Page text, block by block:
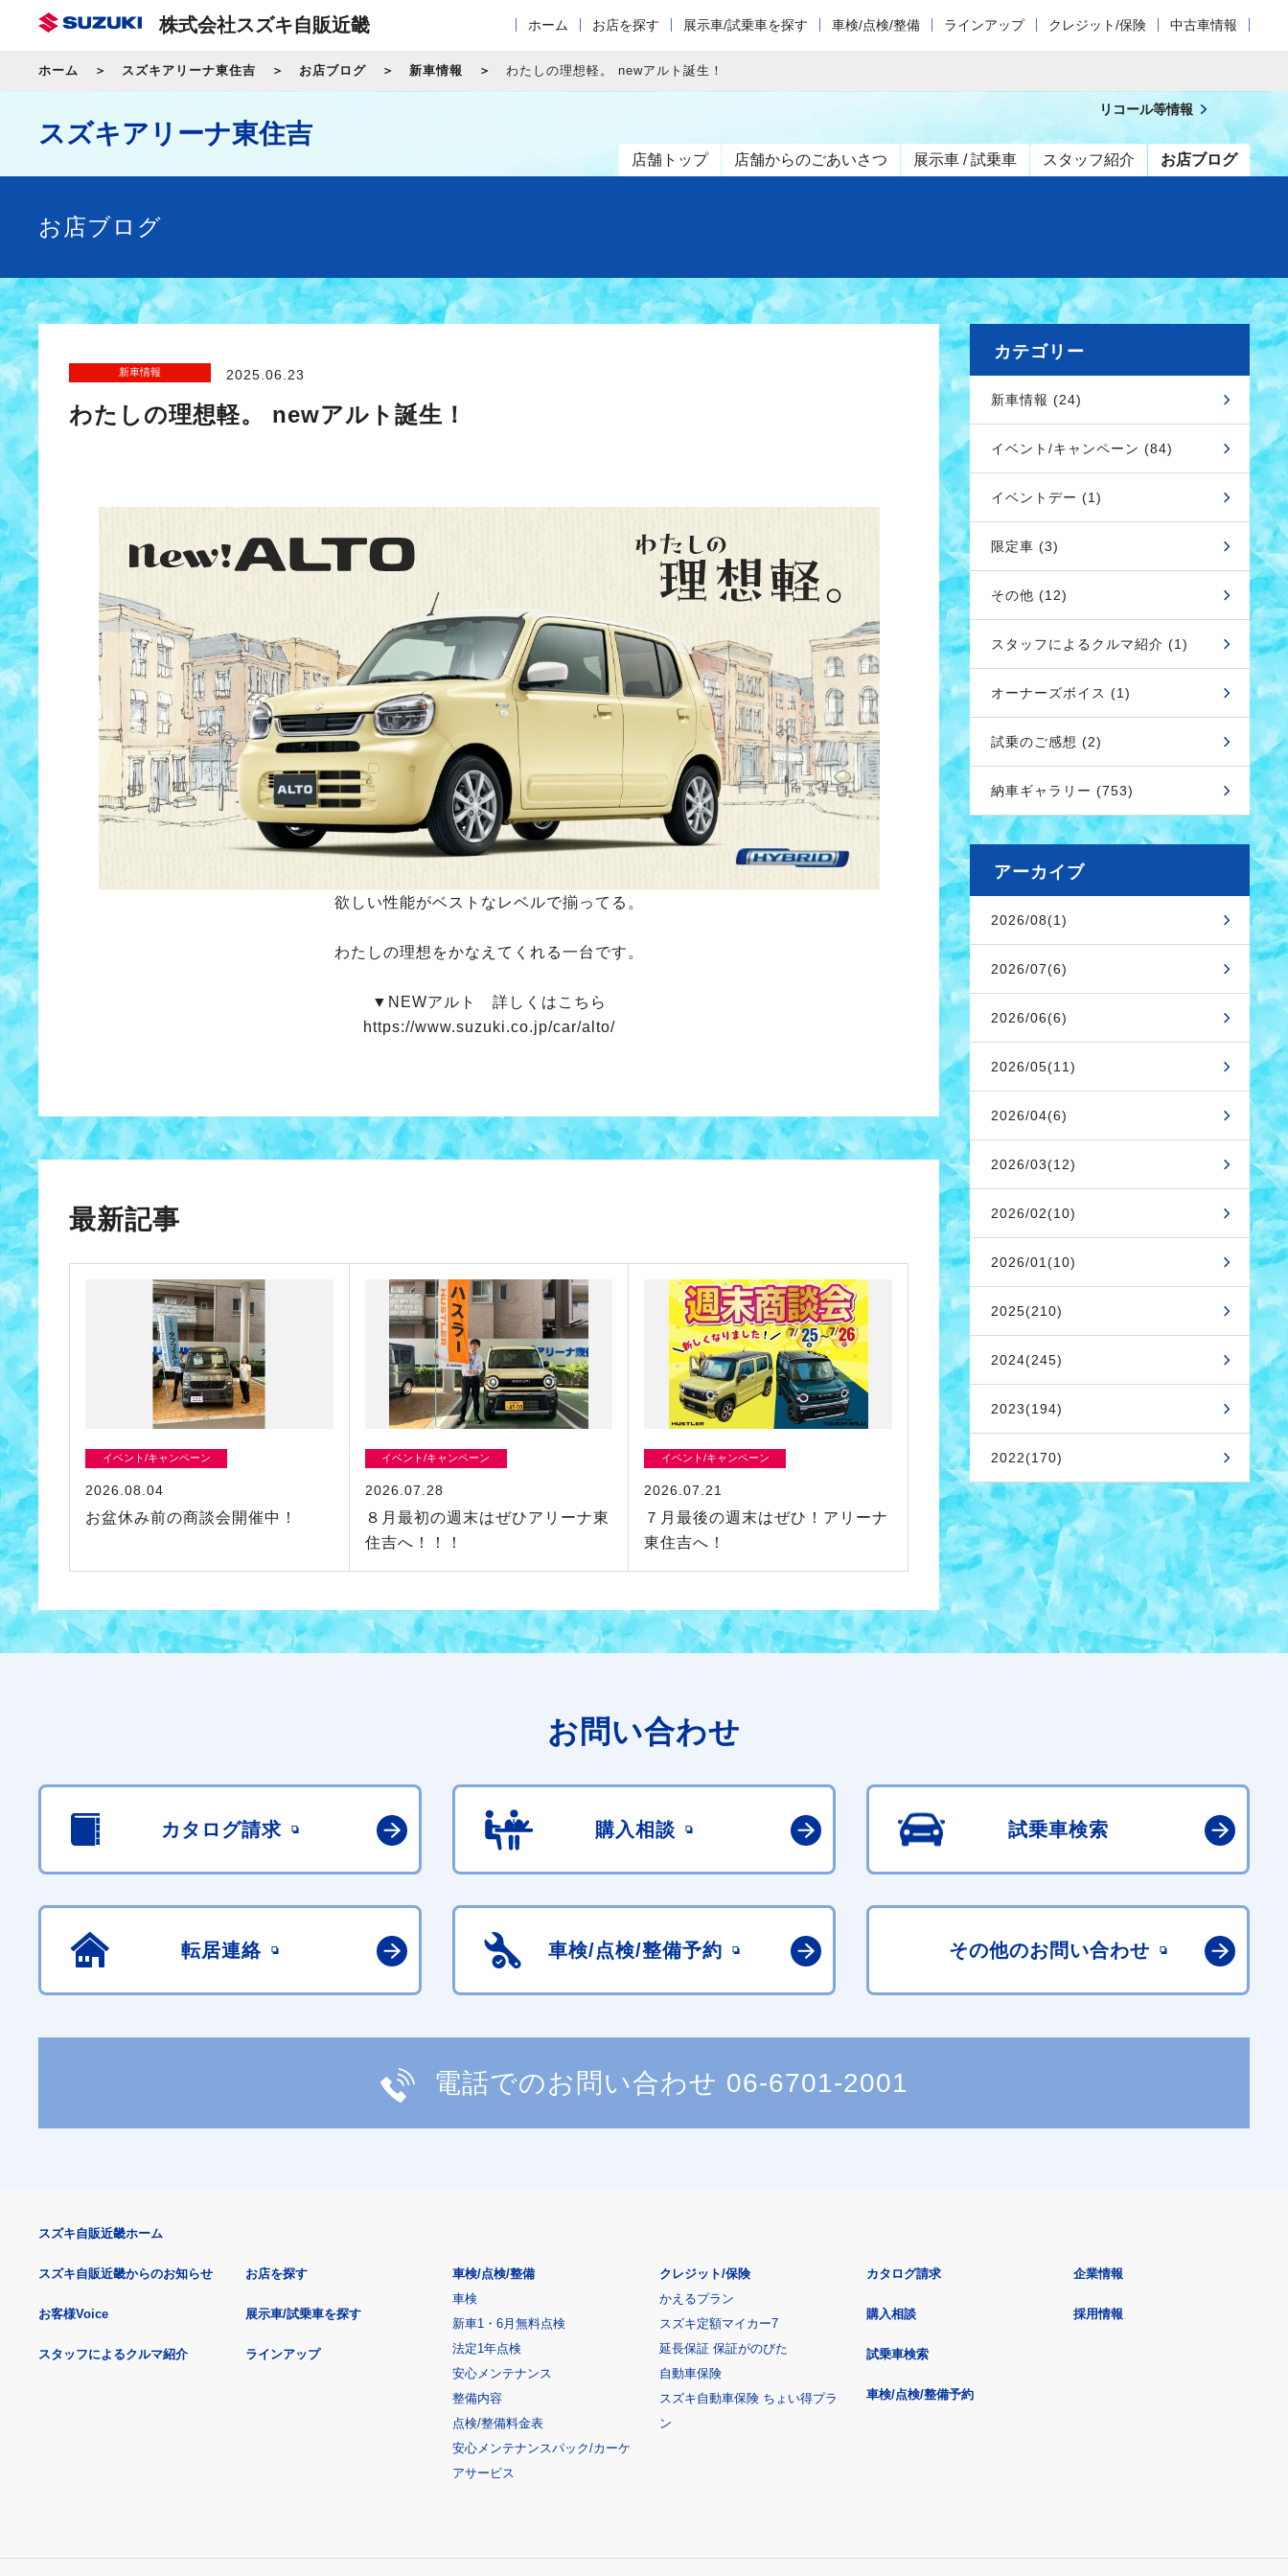
株式会社スズキ自販近畿 ホーム お店を探す 展示車/試乗車を探す 車検/点検/整備 ラインアップ クレジット/保険 中古車情報
ホーム スズキアリーナ東住吉 お店ブログ 新車情報 わたしの理想軽。 newアルト誕生！
スズキアリーナ東住吉
店舗トップ 店舗からのごあいさつ 展示車 / 試乗車 スタッフ紹介 お店ブログ
リコール等情報
お店ブログ
新車情報 2025.06.23
わたしの理想軽。 newアルト誕生！
欲しい性能がベストなレベルで揃ってる。
わたしの理想をかなえてくれる一台です。
▼NEWアルト 詳しくはこちら
https://www.suzuki.co.jp/car/alto/
最新記事
イベント/キャンペーン
2026.08.04
お盆休み前の商談会開催中！
イベント/キャンペーン
2026.07.28
８月最初の週末はぜひアリーナ東
住吉へ！！！
イベント/キャンペーン
2026.07.21
７月最後の週末はぜひ！アリーナ
東住吉へ！
カテゴリー
新車情報 (24)
イベント/キャンペーン (84)
イベントデー (1)
限定車 (3)
その他 (12)
スタッフによるクルマ紹介 (1)
オーナーズボイス (1)
試乗のご感想 (2)
納車ギャラリー (753)
アーカイブ
2026/08(1)
2026/07(6)
2026/06(6)
2026/05(11)
2026/04(6)
2026/03(12)
2026/02(10)
2026/01(10)
2025(210)
2024(245)
2023(194)
2022(170)
お問い合わせ
カタログ請求 購入相談 試乗車検索
転居連絡 車検/点検/整備予約 その他のお問い合わせ
電話でのお問い合わせ 06-6701-2001
スズキ自販近畿ホーム
スズキ自販近畿からのお知らせ
お客様Voice
スタッフによるクルマ紹介
お店を探す
展示車/試乗車を探す
ラインアップ
車検/点検/整備
車検
新車1・6月無料点検
法定1年点検
安心メンテナンス
整備内容
点検/整備料金表
安心メンテナンスパック/カーケ
アサービス
クレジット/保険
かえるプラン
スズキ定額マイカー7
延長保証 保証がのびた
自動車保険
スズキ自動車保険 ちょい得プラ
ン
カタログ請求
購入相談
試乗車検索
車検/点検/整備予約
企業情報
採用情報